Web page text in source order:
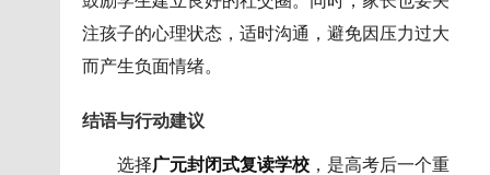
注孩子的心理状态，适时沟通，避免因压力过大
而产生负面情绪。
结语与行动建议
选择广元封闭式复读学校，是高考后一个重